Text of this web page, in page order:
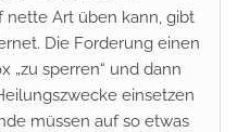
nette Art üben kann, gibt
Die Forderung einen
„zu sperren“ und dann
einsetzen
müssen auf so etwas